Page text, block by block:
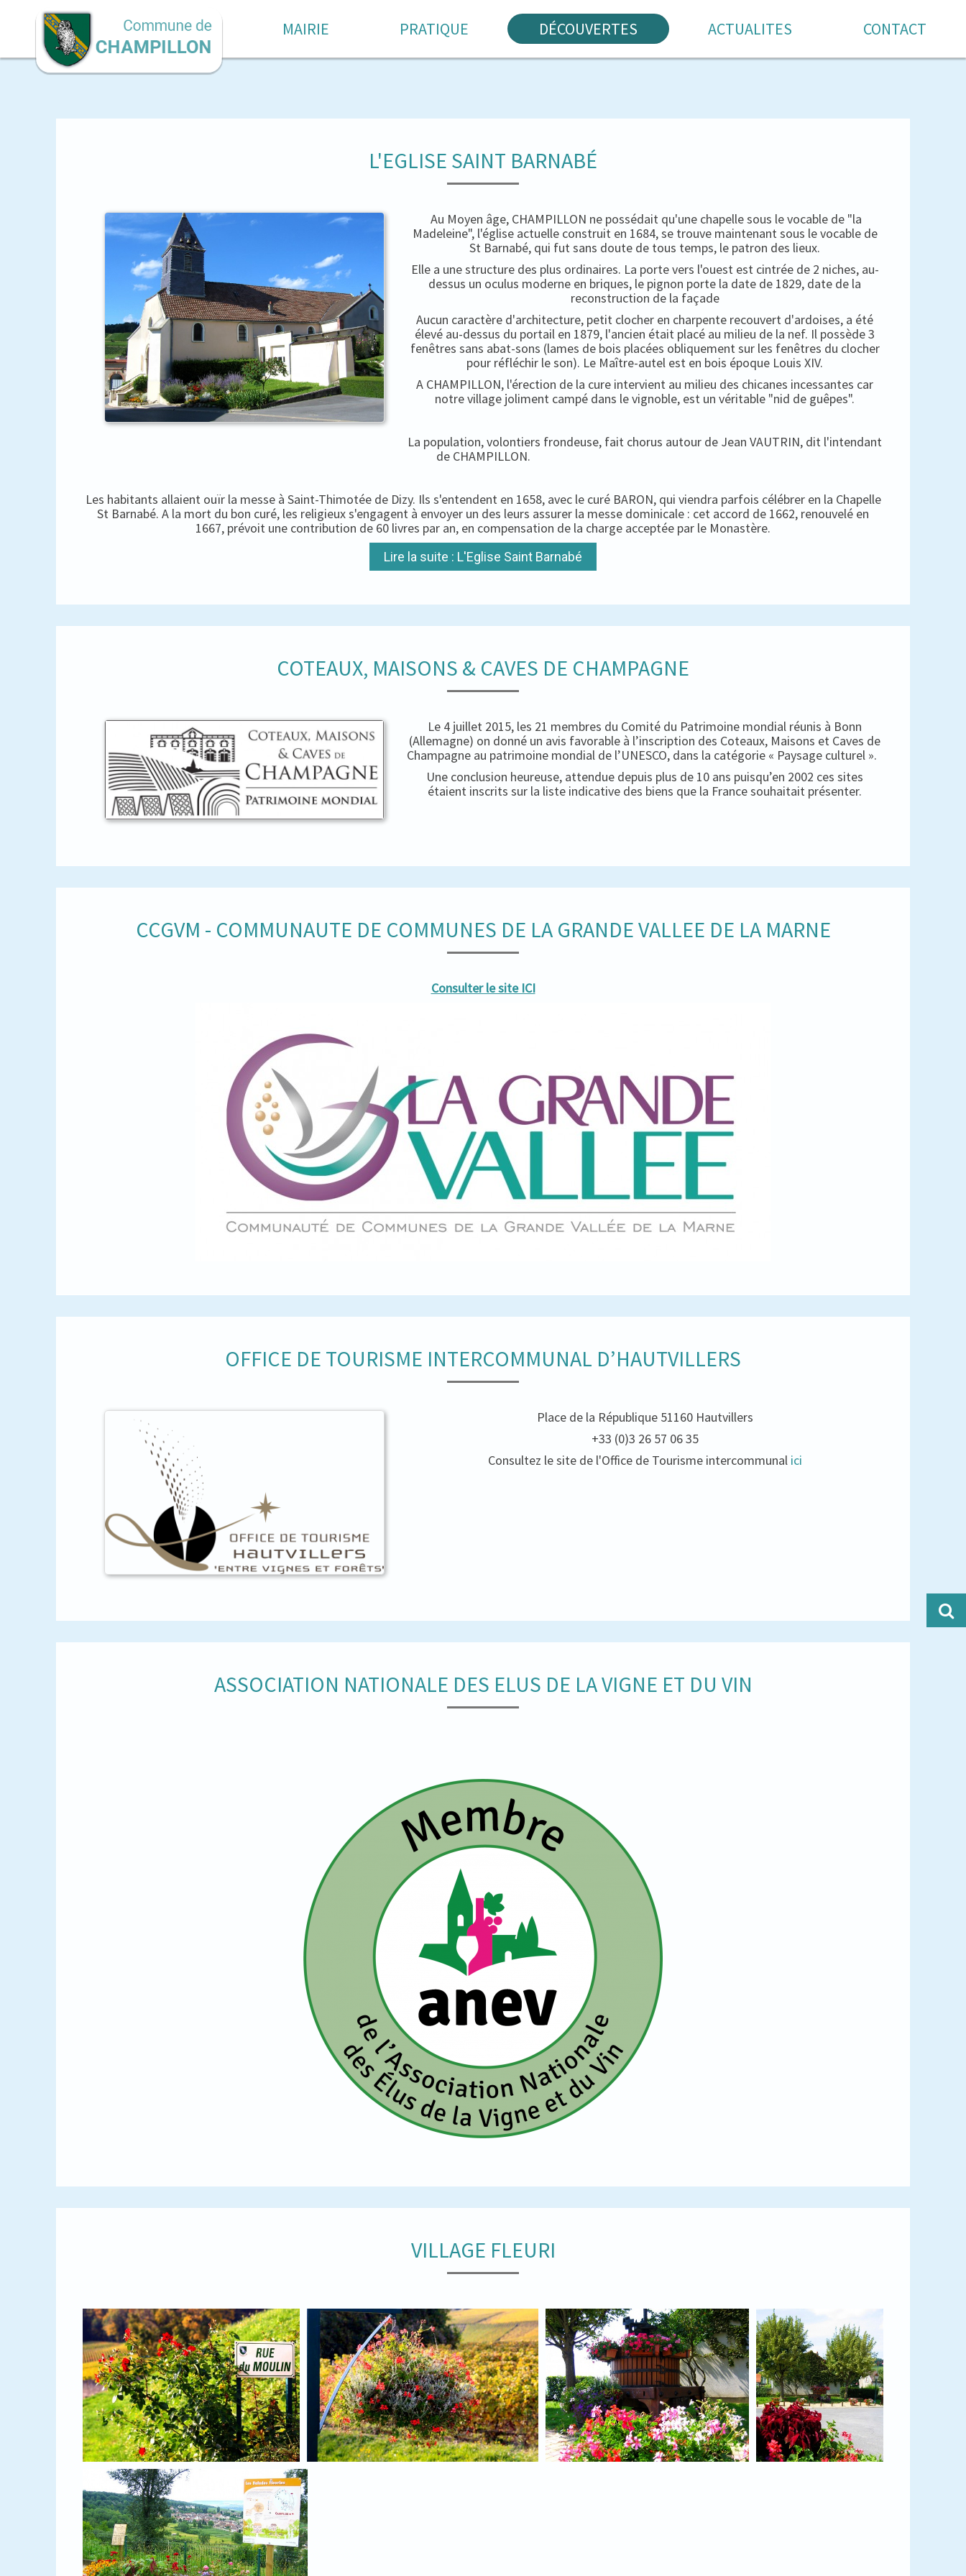
MAIRIE PRATIQUE DÉCOUVERTES ACTUALITES CONTACT
L'EGLISE SAINT BARNABÉ
Au Moyen âge, CHAMPILLON ne possédait qu'une chapelle sous le vocable de "la
Madeleine", l'église actuelle construit en 1684, se trouve maintenant sous le vocable de
St Barnabé, qui fut sans doute de tous temps, le patron des lieux.
Elle a une structure des plus ordinaires. La porte vers l'ouest est cintrée de 2 niches, au-
dessus un oculus moderne en briques, le pignon porte la date de 1829, date de la
reconstruction de la façade
Aucun caractère d'architecture, petit clocher en charpente recouvert d'ardoises, a été
élevé au-dessus du portail en 1879, l'ancien était placé au milieu de la nef. Il possède 3
fenêtres sans abat-sons (lames de bois placées obliquement sur les fenêtres du clocher
pour réfléchir le son). Le Maître-autel est en bois époque Louis XIV.
A CHAMPILLON, l'érection de la cure intervient au milieu des chicanes incessantes car
notre village joliment campé dans le vignoble, est un véritable "nid de guêpes".
La population, volontiers frondeuse, fait chorus autour de Jean VAUTRIN, dit l'intendant
de CHAMPILLON.
Les habitants allaient ouïr la messe à Saint-Thimotée de Dizy. Ils s'entendent en 1658, avec le curé BARON, qui viendra parfois célébrer en la Chapelle
St Barnabé. A la mort du bon curé, les religieux s'engagent à envoyer un des leurs assurer la messe dominicale : cet accord de 1662, renouvelé en
1667, prévoit une contribution de 60 livres par an, en compensation de la charge acceptée par le Monastère.
Lire la suite : L'Eglise Saint Barnabé
COTEAUX, MAISONS & CAVES DE CHAMPAGNE
Le 4 juillet 2015, les 21 membres du Comité du Patrimoine mondial réunis à Bonn
(Allemagne) on donné un avis favorable à l’inscription des Coteaux, Maisons et Caves de
Champagne au patrimoine mondial de l’UNESCO, dans la catégorie « Paysage culturel ».
Une conclusion heureuse, attendue depuis plus de 10 ans puisqu’en 2002 ces sites
étaient inscrits sur la liste indicative des biens que la France souhaitait présenter.
CCGVM - COMMUNAUTE DE COMMUNES DE LA GRANDE VALLEE DE LA MARNE
Consulter le site ICI
OFFICE DE TOURISME INTERCOMMUNAL D’HAUTVILLERS
Place de la République 51160 Hautvillers
+33 (0)3 26 57 06 35
Consultez le site de l'Office de Tourisme intercommunal ici
ASSOCIATION NATIONALE DES ELUS DE LA VIGNE ET DU VIN
VILLAGE FLEURI